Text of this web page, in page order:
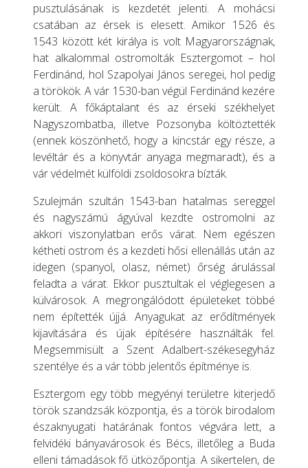
pusztulásának is kezdetét jelenti. A mohácsi
csatában az érsek is elesett. Amikor 1526 és
1543 között két királya is volt Magyarországnak,
hat alkalommal ostromolták Esztergomot – hol
Ferdinánd, hol Szapolyai János seregei, hol pedig
a törökök. A vár 1530-ban végül Ferdinánd kezére
került. A főkáptalant és az érseki székhelyet
Nagyszombatba, illetve Pozsonyba költöztették
(ennek köszönhető, hogy a kincstár egy része, a
levéltár és a könyvtár anyaga megmaradt), és a
vár védelmét külföldi zsoldosokra bízták.
Szulejmán szultán 1543-ban hatalmas sereggel
és nagyszámú ágyúval kezdte ostromolni az
akkori viszonylatban erős várat. Nem egészen
kétheti ostrom és a kezdeti hősi ellenállás után az
idegen (spanyol, olasz, német) őrség árulással
feladta a várat. Ekkor pusztultak el véglegesen a
külvárosok. A megrongálódott épületeket többé
nem építették újjá. Anyagukat az erődítmények
kijavítására és újak építésére használták fel.
Megsemmisült a Szent Adalbert-székesegyház
szentélye és a vár több jelentős építménye is.
Esztergom egy több megyényi területre kiterjedő
török szandzsák központja, és a török birodalom
északnyugati határának fontos végvára lett, a
felvidéki bányavárosok és Bécs, illetőleg a Buda
elleni támadások fő ütközőpontja. A sikertelen, de